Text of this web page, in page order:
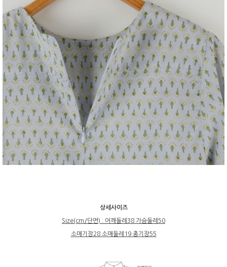
상세사이즈
Size(cm/단면) : 어깨둘레38 가슴둘레50
소매기장28 소매둘레19 총기장55